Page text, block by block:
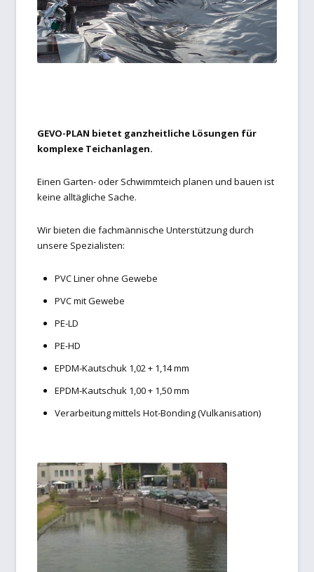
Markisen/Sonnenschutz
Mein Konto
Schwimmbad
Schwimmbadabdeckung
Versandarten
Widerrufsbelehrung
Zahlungsarten
GEVO-PLAN bietet ganzheitliche Lösungen für
komplexe Teichanlagen.
Einen Garten- oder Schwimmteich planen und bauen ist
keine alltägliche Sache.
Wir bieten die fachmännische Unterstützung durch
unsere Spezialisten:
PVC Liner ohne Gewebe
PVC mit Gewebe
PE-LD
PE-HD
EPDM-Kautschuk 1,02 + 1,14 mm
EPDM-Kautschuk 1,00 + 1,50 mm
Verarbeitung mittels Hot-Bonding (Vulkanisation)